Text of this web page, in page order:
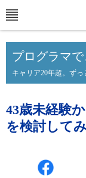
プログラマ
キャリア20年超。ずっ
43歳未経験
を検討して